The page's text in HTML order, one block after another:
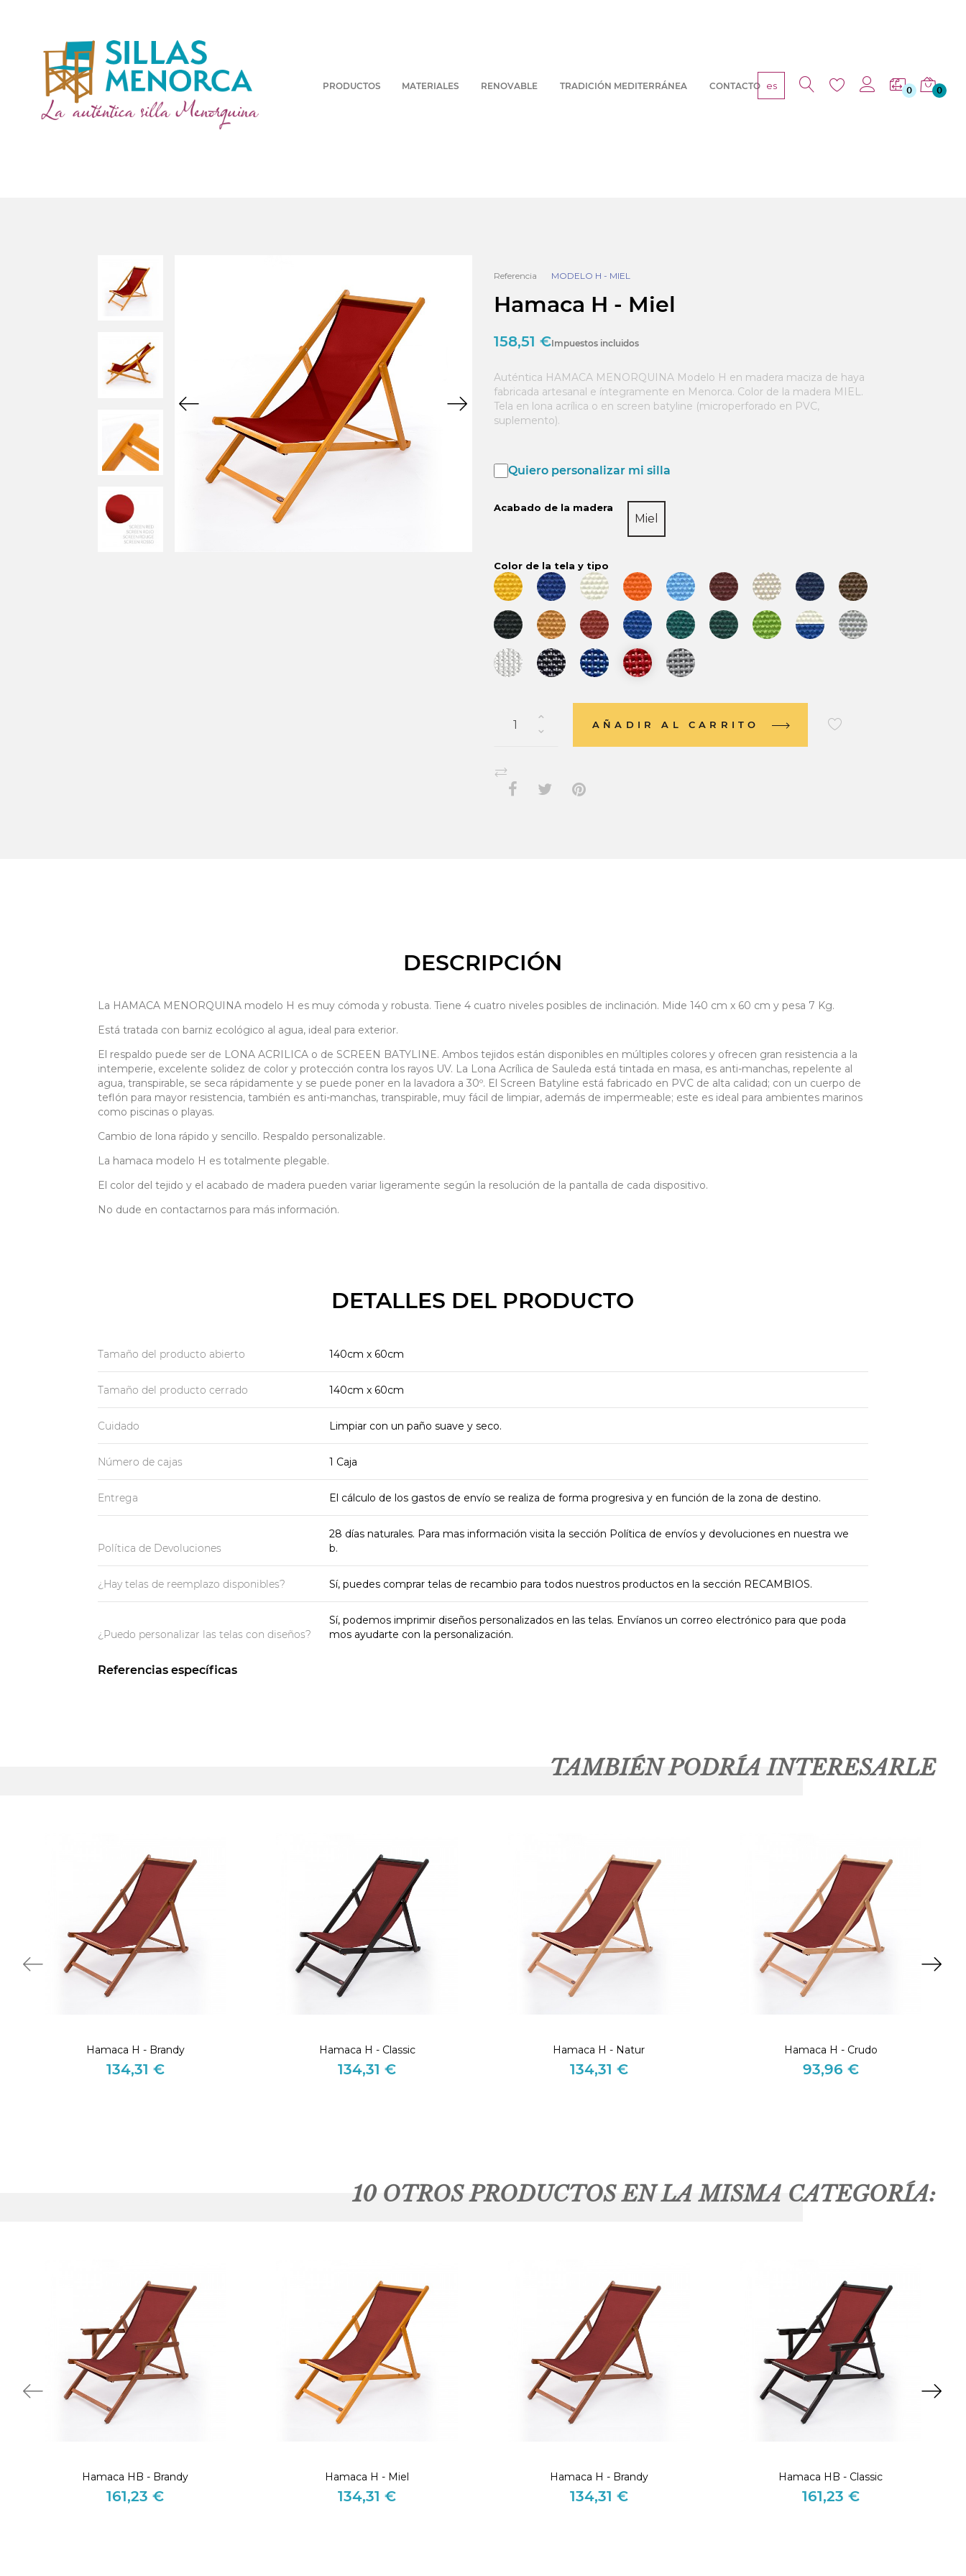
PRODUCTOS MATERIALES RENOVABLE TRADICIÓN MEDITERRÁNEA CONTACTO es 0 0
Referencia MODELO H - MIEL
Hamaca H - Miel
158,51 €Impuestos incluidos
Auténtica HAMACA MENORQUINA Modelo H en madera maciza de haya
fabricada artesanal e íntegramente en Menorca. Color de la madera MIEL.
Tela en lona acrílica o en screen batyline (microperforado en PVC,
suplemento).
Quiero personalizar mi silla
Acabado de la madera
Miel
Color de la tela y tipo
AÑADIR AL CARRITO
DESCRIPCIÓN
La HAMACA MENORQUINA modelo H es muy cómoda y robusta. Tiene 4 cuatro niveles posibles de inclinación. Mide 140 cm x 60 cm y pesa 7 Kg.
Está tratada con barniz ecológico al agua, ideal para exterior.
El respaldo puede ser de LONA ACRILICA o de SCREEN BATYLINE. Ambos tejidos están disponibles en múltiples colores y ofrecen gran resistencia a la
intemperie, excelente solidez de color y protección contra los rayos UV. La Lona Acrílica de Sauleda está tintada en masa, es anti-manchas, repelente al
agua, transpirable, se seca rápidamente y se puede poner en la lavadora a 30º. El Screen Batyline está fabricado en PVC de alta calidad; con un cuerpo de
teflón para mayor resistencia, también es anti-manchas, transpirable, muy fácil de limpiar, además de impermeable; este es ideal para ambientes marinos
como piscinas o playas.
Cambio de lona rápido y sencillo. Respaldo personalizable.
La hamaca modelo H es totalmente plegable.
El color del tejido y el acabado de madera pueden variar ligeramente según la resolución de la pantalla de cada dispositivo.
No dude en contactarnos para más información.
DETALLES DEL PRODUCTO
Tamaño del producto abierto 140cm x 60cm
Tamaño del producto cerrado 140cm x 60cm
Cuidado Limpiar con un paño suave y seco.
Número de cajas 1 Caja
Entrega El cálculo de los gastos de envío se realiza de forma progresiva y en función de la zona de destino.
Política de Devoluciones
28 días naturales. Para mas información visita la sección Política de envíos y devoluciones en nuestra we
b.
¿Hay telas de reemplazo disponibles? Sí, puedes comprar telas de recambio para todos nuestros productos en la sección RECAMBIOS.
¿Puedo personalizar las telas con diseños?
Sí, podemos imprimir diseños personalizados en las telas. Envíanos un correo electrónico para que poda
mos ayudarte con la personalización.
Referencias específicas
TAMBIÉN PODRÍA INTERESARLE
Hamaca H - Brandy
Precio
134,31 €
Hamaca H - Classic
Precio
134,31 €
Hamaca H - Natur
Precio
134,31 €
Hamaca H - Crudo
Precio
93,96 €
10 OTROS PRODUCTOS EN LA MISMA CATEGORÍA:
Hamaca HB - Brandy
Precio
161,23 €
Hamaca H - Miel
Precio
134,31 €
Hamaca H - Brandy
Precio
134,31 €
Hamaca HB - Classic
Precio
161,23 €